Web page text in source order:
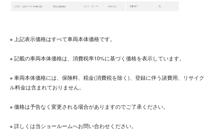
※ 上記表示価格はすべて車両本体価格です。
※ 記載の車両本体価格は、消費税率10%に基づく価格を表示しています。
※ 車両本体価格には、保険料、税金(消費税を除く)、登録に伴う諸費用、リサイク
ル料金は含まれておりません。
※ 価格は予告なく変更される場合がありますのでご了承ください。
※ 詳しくは当ショールームへお問い合わせください。